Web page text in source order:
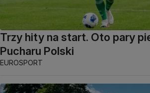
Trzy hity na start. Oto pary
Pucharu Polski
EUROSPORT